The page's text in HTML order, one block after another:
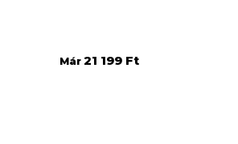
Már21 199 Ft